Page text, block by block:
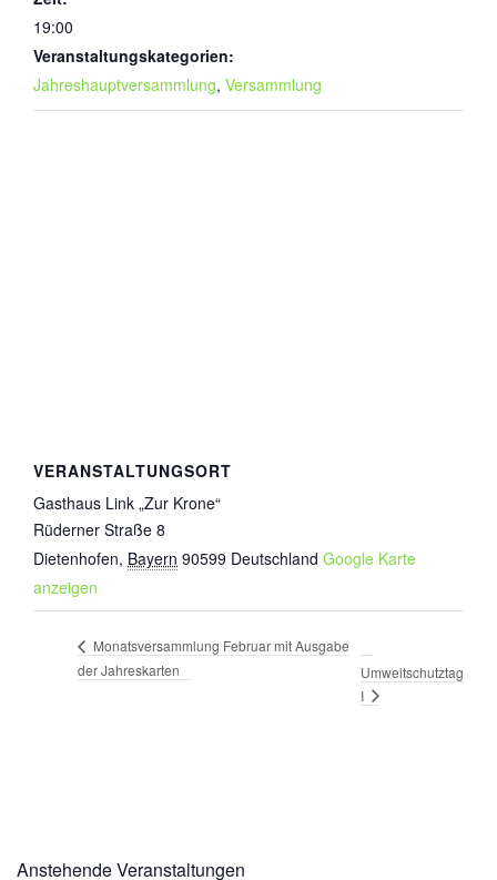
19:00
Veranstaltungskategorien:
Jahreshauptversammlung, Versammlung
VERANSTALTUNGSORT
Gasthaus Link „Zur Krone“
Rüderner Straße 8
Dietenhofen, Bayern 90599 Deutschland Google Karte
anzeigen
Monatsversammlung Februar mit Ausgabe
der Jahreskarten
Umweltschutztag
I
Anstehende Veranstaltungen